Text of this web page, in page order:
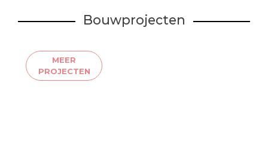
Bouwprojecten
MEER
PROJECTEN